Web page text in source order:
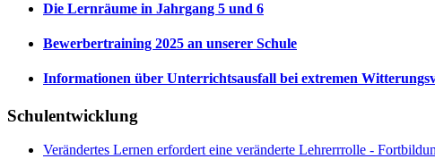
Die Lernräume in Jahrgang 5 und 6
Bewerbertraining 2025 an unserer Schule
Informationen über Unterrichtsausfall bei extremen
Schulentwicklung
Verändertes Lernen erfordert eine veränderte Lehrerrrolle -